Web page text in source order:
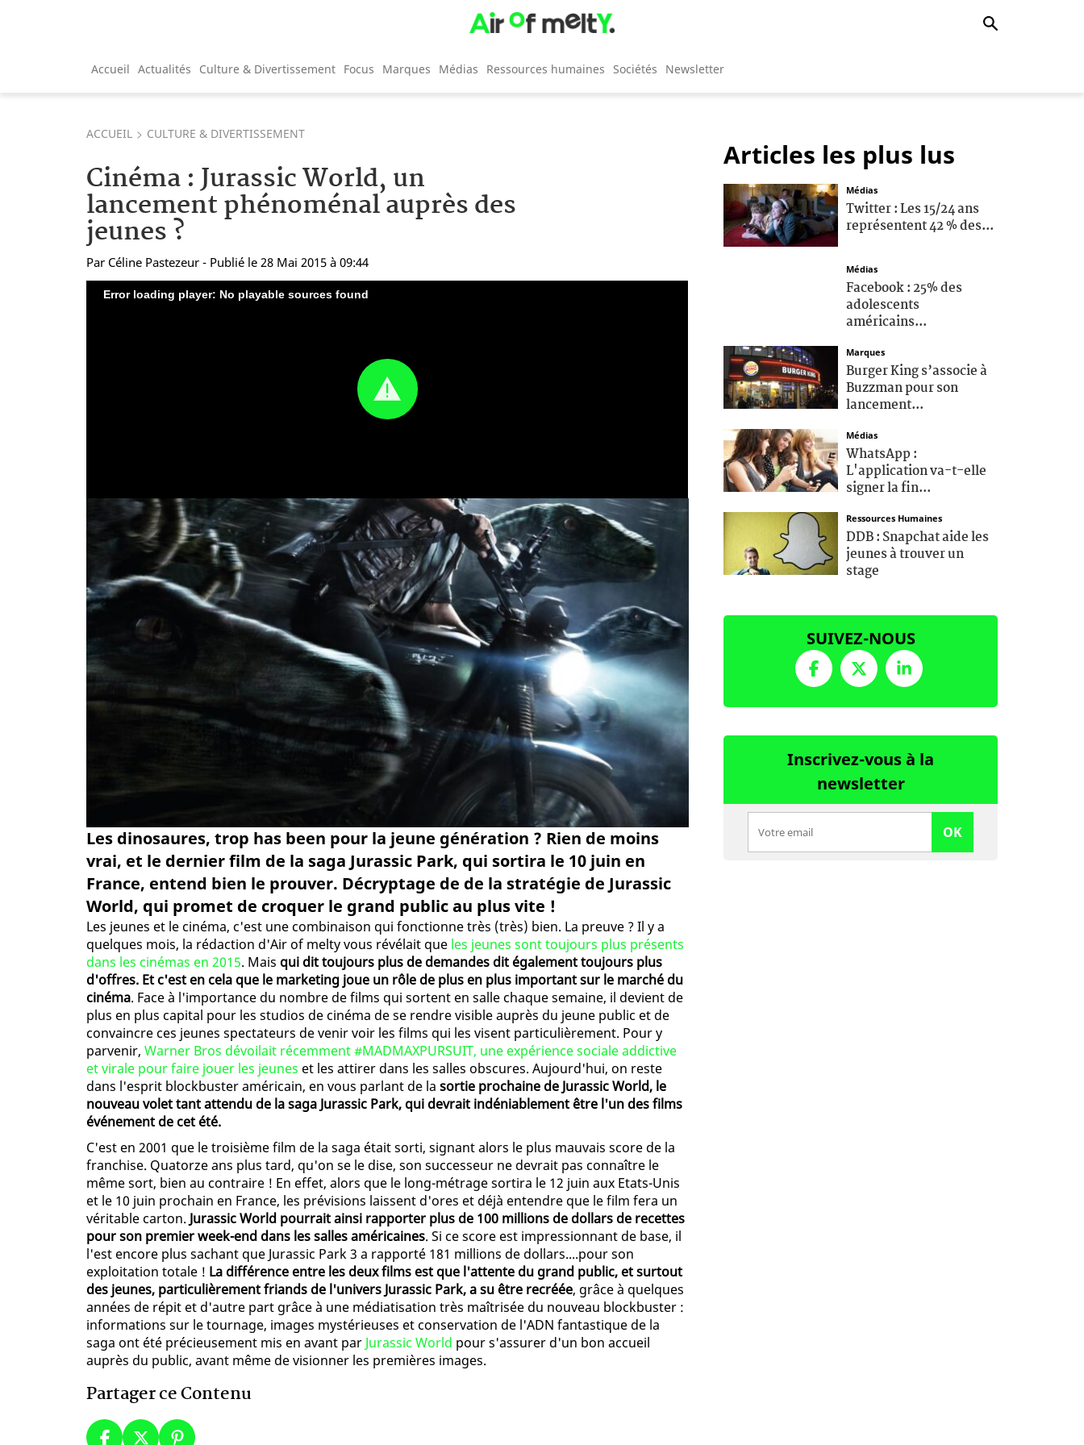
Accueil Actualités Culture & Divertissement Focus Marques Médias Ressources humaines Sociétés Newsletter
ACCUEIL CULTURE & DIVERTISSEMENT
Cinéma : Jurassic World, un
lancement phénoménal auprès des
jeunes ?
Par Céline Pastezeur - Publié le 28 Mai 2015 à 09:44
Error loading player: No playable sources found
Les dinosaures, trop has been pour la jeune génération ? Rien de moins
vrai, et le dernier film de la saga Jurassic Park, qui sortira le 10 juin en
France, entend bien le prouver. Décryptage de de la stratégie de Jurassic
World, qui promet de croquer le grand public au plus vite !
Les jeunes et le cinéma, c'est une combinaison qui fonctionne très (très) bien. La preuve ? Il y a
quelques mois, la rédaction d'Air of melty vous révélait que les jeunes sont toujours plus présents
dans les cinémas en 2015. Mais qui dit toujours plus de demandes dit également toujours plus
d'offres. Et c'est en cela que le marketing joue un rôle de plus en plus important sur le marché du
cinéma. Face à l'importance du nombre de films qui sortent en salle chaque semaine, il devient de
plus en plus capital pour les studios de cinéma de se rendre visible auprès du jeune public et de
convaincre ces jeunes spectateurs de venir voir les films qui les visent particulièrement. Pour y
parvenir, Warner Bros dévoilait récemment #MADMAXPURSUIT, une expérience sociale addictive
et virale pour faire jouer les jeunes et les attirer dans les salles obscures. Aujourd'hui, on reste
dans l'esprit blockbuster américain, en vous parlant de la sortie prochaine de Jurassic World, le
nouveau volet tant attendu de la saga Jurassic Park, qui devrait indéniablement être l'un des films
événement de cet été.
C'est en 2001 que le troisième film de la saga était sorti, signant alors le plus mauvais score de la
franchise. Quatorze ans plus tard, qu'on se le dise, son successeur ne devrait pas connaître le
même sort, bien au contraire ! En effet, alors que le long-métrage sortira le 12 juin aux Etats-Unis
et le 10 juin prochain en France, les prévisions laissent d'ores et déjà entendre que le film fera un
véritable carton. Jurassic World pourrait ainsi rapporter plus de 100 millions de dollars de recettes
pour son premier week-end dans les salles américaines. Si ce score est impressionnant de base, il
l'est encore plus sachant que Jurassic Park 3 a rapporté 181 millions de dollars....pour son
exploitation totale ! La différence entre les deux films est que l'attente du grand public, et surtout
des jeunes, particulièrement friands de l'univers Jurassic Park, a su être recréée, grâce à quelques
années de répit et d'autre part grâce à une médiatisation très maîtrisée du nouveau blockbuster :
informations sur le tournage, images mystérieuses et conservation de l'ADN fantastique de la
saga ont été précieusement mis en avant par Jurassic World pour s'assurer d'un bon accueil
auprès du public, avant même de visionner les premières images.
Partager ce Contenu
Articles les plus lus
Médias
Twitter : Les 15/24 ans
représentent 42 % des...
Médias
Facebook : 25% des
adolescents
américains...
Marques
Burger King s’associe à
Buzzman pour son
lancement...
Médias
WhatsApp :
L'application va-t-elle
signer la fin...
Ressources Humaines
DDB : Snapchat aide les
jeunes à trouver un
stage
SUIVEZ-NOUS
Inscrivez-vous à la
newsletter
OK